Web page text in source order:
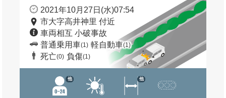
2021年10月27日(水)07:54
市大字高井神里 付近
車両相互 小破事故
普通乗用車(1) 軽自動車(1)
死亡(0) 負傷(1)
他 他